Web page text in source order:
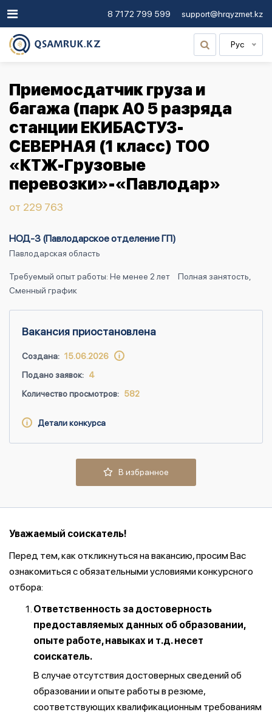
8 7172 799 599 support@hrqyzmet.kz
Рус
Приемосдатчик груза и
багажа (парк А0 5 разряда
станции ЕКИБАСТУЗ-
СЕВЕРНАЯ (1 класс) ТОО
«КТЖ-Грузовые
перевозки»-«Павлодар»
от 229 763
НОД-3 (Павлодарское отделение ГП)
Павлодарская область
Требуемый опыт работы: Не менее 2 лет
Полная занятость,
Сменный график
Вакансия приостановлена
Создана: 15.06.2026
Подано заявок: 4
Количество просмотров: 582
Детали конкурса
В избранное
Уважаемый соискатель!
Перед тем, как откликнуться на вакансию, просим Вас
ознакомиться с обязательными условиями конкурсного
отбора:
Ответственность за достоверность
предоставляемых данных об образовании,
опыте работе, навыках и т.д. несет
соискатель.
В случае отсутствия достоверных сведений об
образовании и опыте работы в резюме,
соответствующих квалификационным требованиям